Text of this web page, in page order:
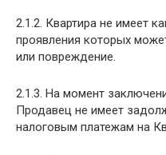
2.1.2. Квартира не имеет
проявления которых
или повреждение.
2.1.3. На момент
Продавец не имеет
налоговым платежам на